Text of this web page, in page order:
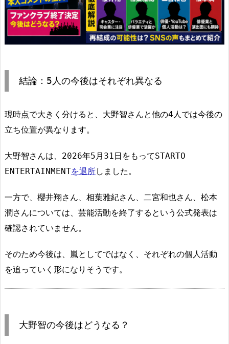
結論：5人の今後はそれぞれ異なる
現時点で大きく分けると、大野智さんと他の4人では今後の
立ち位置が異なります。
大野智さんは、2026年5月31日をもってSTARTO
ENTERTAINMENTを退所しました。
一方で、櫻井翔さん、相葉雅紀さん、二宮和也さん、松本
潤さんについては、芸能活動を終了するという公式発表は
確認されていません。
そのため今後は、嵐としてではなく、それぞれの個人活動
を追っていく形になりそうです。
大野智の今後はどうなる？